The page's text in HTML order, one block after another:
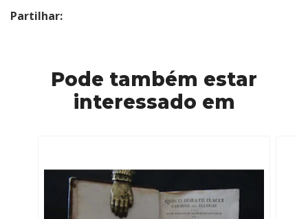
Partilhar:
Pode também estar
interessado em